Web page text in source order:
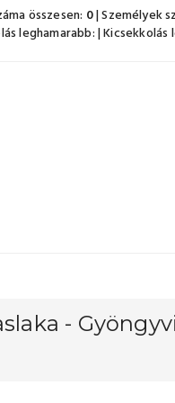
összesen: 0| Személyek
leghamarabb:| Kicsekkolás
-